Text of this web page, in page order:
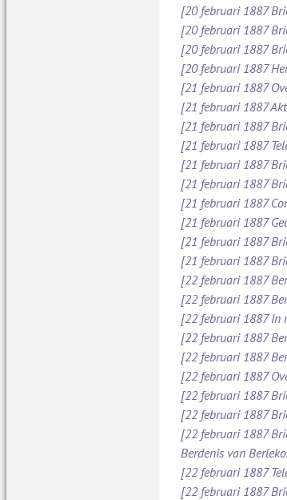
[20 februari 1887
[20 februari 1887
[20 februari 1887
[20 februari 1887
[21 februari 1887
[21 februari 1887
[21 februari 1887
[21 februari 1887
[21 februari 1887
[21 februari 1887
[21 februari 1887
[21 februari 1887
[21 februari 1887
[21 februari 1887
[22 februari 1887
[22 februari 1887
[22 februari 1887 In
[22 februari 1887
[22 februari 1887
[22 februari 1887
[22 februari 1887
[22 februari 1887
[22 februari 1887
Berdenis van
[22 februari 1887
[22 februari 1887